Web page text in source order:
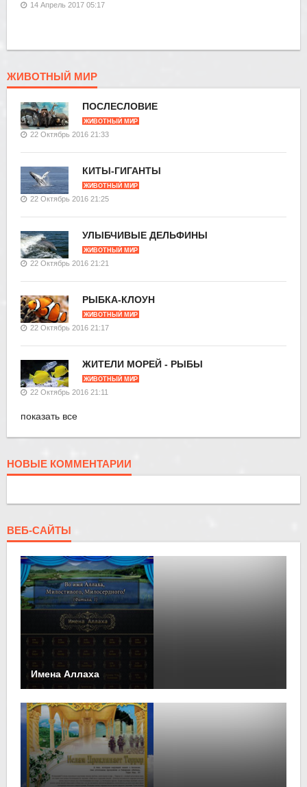
14 Апрель 2017 05:17
ЖИВОТНЫЙ МИР
ПОСЛЕСЛОВИЕ
ЖИВОТНЫЙ МИР
22 Октябрь 2016 21:33
КИТЫ-ГИГАНТЫ
ЖИВОТНЫЙ МИР
22 Октябрь 2016 21:25
УЛЫБЧИВЫЕ ДЕЛЬФИНЫ
ЖИВОТНЫЙ МИР
22 Октябрь 2016 21:21
РЫБКА-КЛОУН
ЖИВОТНЫЙ МИР
22 Октябрь 2016 21:17
ЖИТЕЛИ МОРЕЙ - РЫБЫ
ЖИВОТНЫЙ МИР
22 Октябрь 2016 21:11
показать все
НОВЫЕ КОММЕНТАРИИ
ВЕБ-САЙТЫ
Имена Аллаха